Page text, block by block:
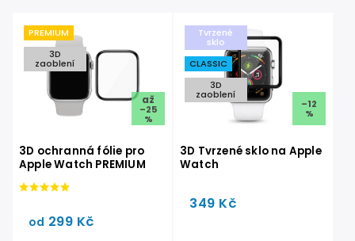
Nejprodávanější
Abecedně
PREMIUM
3D
zaoblení
až
–25
%
3D ochranná fólie pro
Apple Watch PREMIUM
od 299 Kč
Tvrzené
sklo
CLASSIC
3D
zaoblení
–12
%
3D Tvrzené sklo na Apple
Watch
349 Kč